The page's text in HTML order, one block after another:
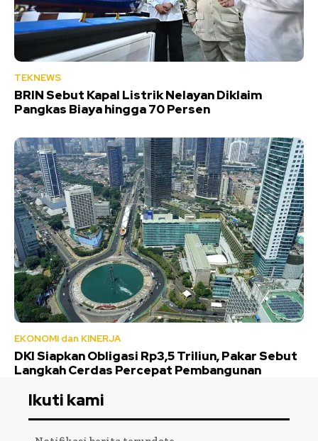
TEKNEWS
BRIN Sebut Kapal Listrik Nelayan Diklaim
Pangkas Biaya hingga 70 Persen
EKONOMI dan KINERJA
DKI Siapkan Obligasi Rp3,5 Triliun, Pakar Sebut
Langkah Cerdas Percepat Pembangunan
Ikuti kami